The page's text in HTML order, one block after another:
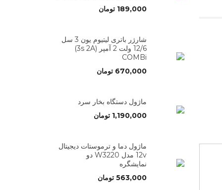
189,000 تومان
شارژر باتری لیتیوم یون 3 سل
12/6 ولت 2 آمپر (3s 2A)
COMBi
670,000 تومان
ماژول دستگاه بخار سرد
1,190,000 تومان
ماژول دما و ترموستات دیجیتال
12v مدل W3220 دو
نمایشگره
563,000 تومان